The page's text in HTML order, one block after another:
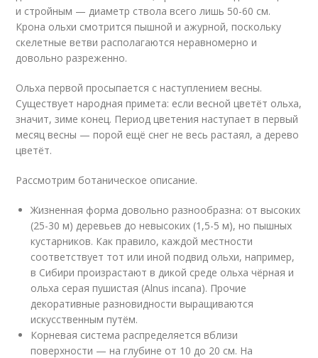
и стройным — диаметр ствола всего лишь 50-60 см.
Крона ольхи смотрится пышной и ажурной, поскольку
скелетные ветви располагаются неравномерно и
довольно разреженно.
Ольха первой просыпается с наступлением весны.
Существует народная примета: если весной цветёт ольха,
значит, зиме конец. Период цветения наступает в первый
месяц весны — порой ещё снег не весь растаял, а дерево
цветёт.
Рассмотрим ботаническое описание.
Жизненная форма довольно разнообразна: от высоких
(25-30 м) деревьев до невысоких (1,5-5 м), но пышных
кустарников. Как правило, каждой местности
соответствует тот или иной подвид ольхи, например,
в Сибири произрастают в дикой среде ольха чёрная и
ольха серая пушистая (Alnus incana). Прочие
декоративные разновидности выращиваются
искусственным путём.
Корневая система распределяется вблизи
поверхности — на глубине от 10 до 20 см. На